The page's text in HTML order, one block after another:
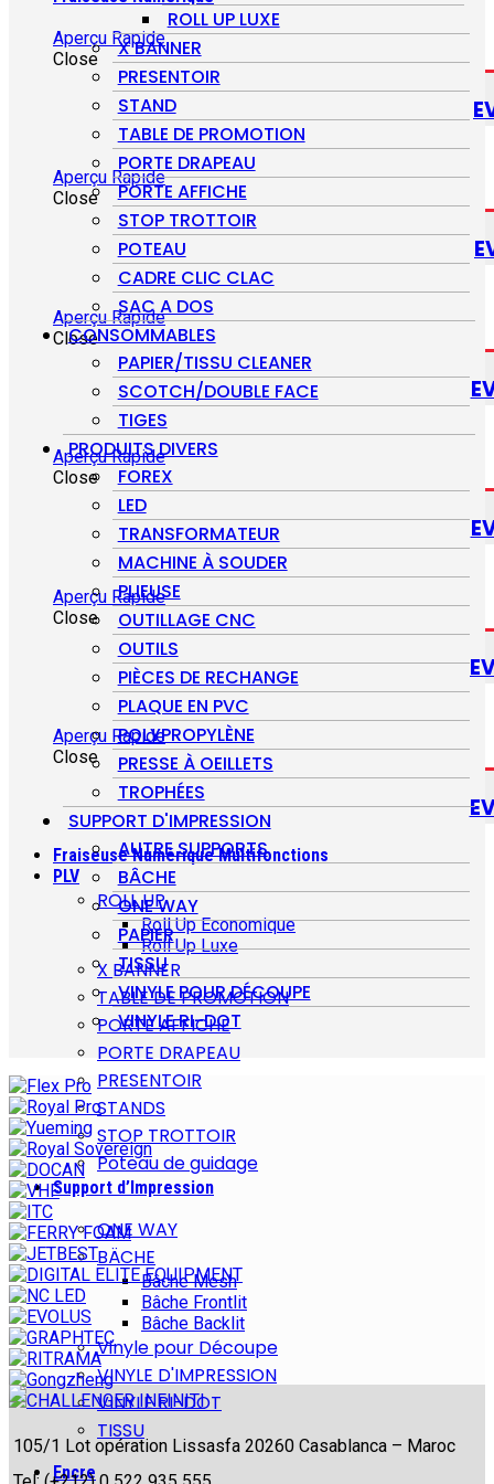
Aperçu Rapide
Close
Aperçu Rapide
Close
Aperçu Rapide
Close
Aperçu Rapide
Close
Aperçu Rapide
Close
Aperçu Rapide
Close
Fraiseuse Numérique Multifonctions
PLV
ROLL UP
Roll Up Economique
Roll Up Luxe
X BANNER
TABLE DE PROMOTION
PORTE AFFICHE
PORTE DRAPEAU
PRESENTOIR
STANDS
STOP TROTTOIR
Poteau de guidage
Support d’Impression
ONE WAY
BÄCHE
Bâche Mesh
Bâche Frontlit
Bâche Backlit
Vinyle pour Découpe
VINYLE D'IMPRESSION
VINYLE RI-DOT
TISSU
Encre
ROLL UP LUXE
X BANNER
PRESENTOIR
STAND
TABLE DE PROMOTION
PORTE DRAPEAU
PORTE AFFICHE
STOP TROTTOIR
POTEAU
CADRE CLIC CLAC
SAC A DOS
CONSOMMABLES
PAPIER/TISSU CLEANER
SCOTCH/DOUBLE FACE
TIGES
PRODUITS DIVERS
FOREX
LED
TRANSFORMATEUR
MACHINE À SOUDER
PLIEUSE
OUTILLAGE CNC
OUTILS
PIÈCES DE RECHANGE
PLAQUE EN PVC
POLYPROPYLÈNE
PRESSE À OEILLETS
TROPHÉES
SUPPORT D'IMPRESSION
AUTRE SUPPORTS
BÂCHE
ONE WAY
PAPIER
TISSU
VINYLE POUR DÉCOUPE
VINYLE RI-DOT
105/1 Lot opération Lissasfa 20260 Casablanca – Maroc